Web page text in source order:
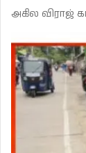
அகில விராஜ்